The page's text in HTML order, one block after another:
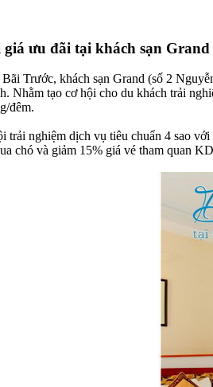
ưu đãi tại khách sạn Grand
Trước, khách sạn Grand (số 2
Nhằm tạo cơ hội cho du khách trải
đêm.
trải nghiệm dịch vụ tiêu chuẩn 4 sao
chó và giảm 15% giá vé tham quan